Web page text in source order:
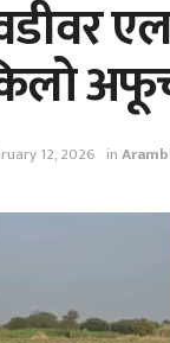
12, 2026 in